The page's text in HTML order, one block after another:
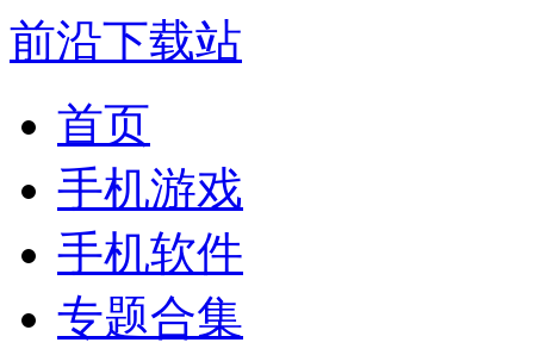
前沿下载站
首页
手机游戏
手机软件
专题合集